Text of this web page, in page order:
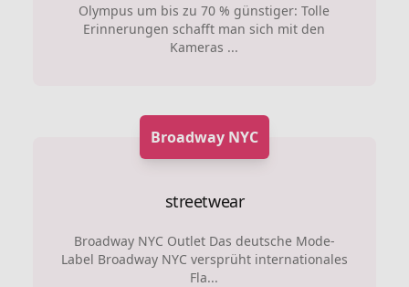
Olympus um bis zu 70 % günstiger: Tolle
Erinnerungen schafft man sich mit den
Kameras ...
Broadway NYC
streetwear
Broadway NYC Outlet Das deutsche Mode-
Label Broadway NYC versprüht internationales
Fla...